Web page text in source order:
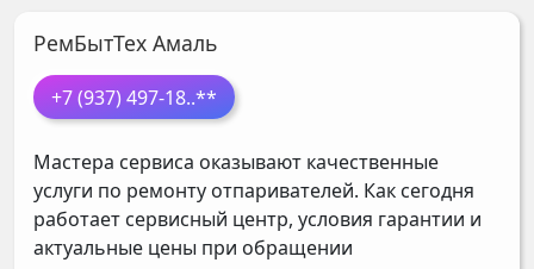
РемБытТех Амаль
+7 (937) 497-18..**
Мастера сервиса оказывают качественные
услуги по ремонту отпаривателей. Как сегодня
работает сервисный центр, условия гарантии и
актуальные цены при обращении